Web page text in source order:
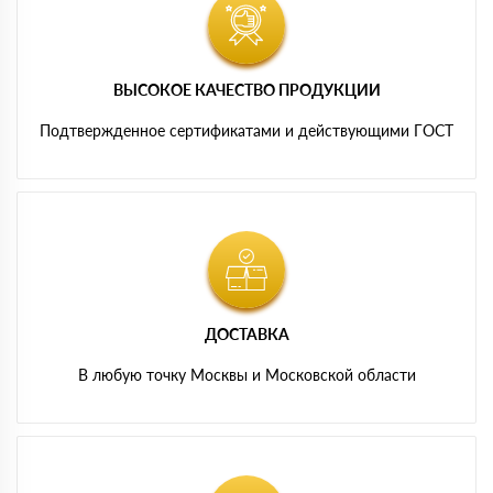
ВЫСОКОЕ КАЧЕСТВО ПРОДУКЦИИ
Подтвержденное сертификатами и действующими ГОСТ
ДОСТАВКА
В любую точку Москвы и Московской области